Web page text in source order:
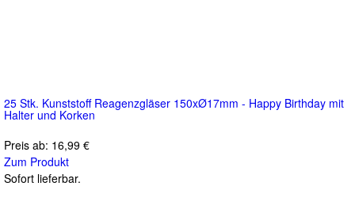
25 Stk. Kunststoff Reagenzgläser 150xØ17mm - Happy Birthday mit
Halter und Korken
Preis ab: 16,99 €
Zum Produkt
Sofort lieferbar.